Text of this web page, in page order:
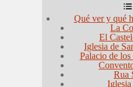
Qué ver y qué
La
El
Iglesia de
Palacio de
Rua
Iglesia